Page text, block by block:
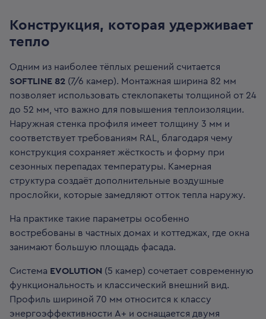
Конструкция, которая удерживает
тепло
Одним из наиболее тёплых решений считается
SOFTLINE 82 (7/6 камер). Монтажная ширина 82 мм
позволяет использовать стеклопакеты толщиной от 24
до 52 мм, что важно для повышения теплоизоляции.
Наружная стенка профиля имеет толщину 3 мм и
соответствует требованиям RAL, благодаря чему
конструкция сохраняет жёсткость и форму при
сезонных перепадах температуры. Камерная
структура создаёт дополнительные воздушные
прослойки, которые замедляют отток тепла наружу.
На практике такие параметры особенно
востребованы в частных домах и коттеджах, где окна
занимают большую площадь фасада.
Система EVOLUTION (5 камер) сочетает современную
функциональность и классический внешний вид.
Профиль шириной 70 мм относится к классу
энергоэффективности A+ и оснащается двумя